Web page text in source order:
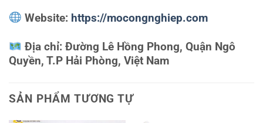
Website: https://mocongnghiep.com
Địa chỉ: Đường Lê Hồng Phong, Quận Ngô
Quyền, T.P Hải Phòng, Việt Nam
SẢN PHẨM TƯƠNG TỰ